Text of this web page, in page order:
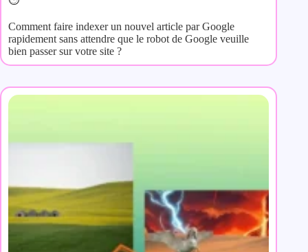
Comment faire indexer un nouvel article par Google
rapidement sans attendre que le robot de Google veuille
bien passer sur votre site ?